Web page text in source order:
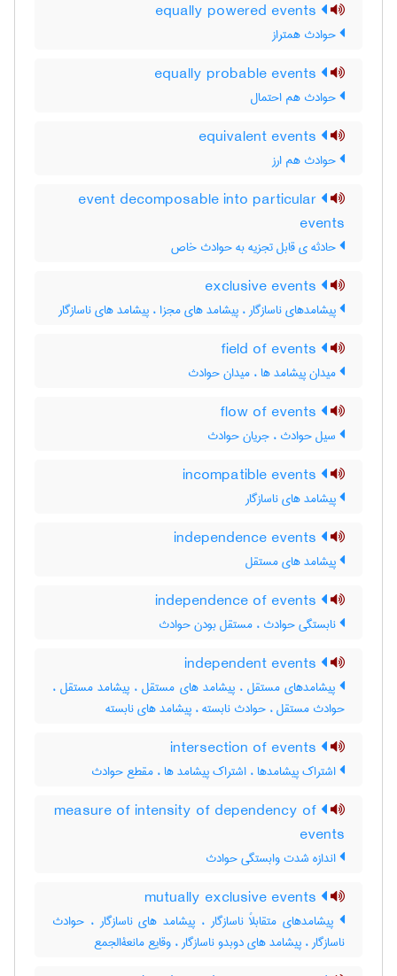
حوادث همتراز
حوادث هم احتمال
حوادث هم ارز
event decomposable into particular
events
حادثه ی قابل تجزیه به حوادث خاص
پیشامدهای ناسازگار ، پیشامد های مجزا ، پیشامد های ناسازگار
میدان پیشامد ها ، میدان حوادث
سیل حوادث ، جریان حوادث
پیشامد های ناسازگار
پیشامد های مستقل
نابستگی حوادث ، مستقل بودن حوادث
پیشامدهای مستقل ، پیشامد های مستقل ، پیشامد مستقل ،
حوادث مستقل ، حوادث نابسته ، پیشامد های نابسته
اشتراک پیشامدها ، اشتراک پیشامد ها ، مقطع حوادث
measure of intensity of dependency of
events
اندازه شدت وابستگی حوادث
پیشامدهای متقابلاً ناسازگار ، پیشامد های ناسازگار ، حوادث
ناسازگار ، پیشامد های دوبدو ناسازگار ، وقایع مانعةالجمع